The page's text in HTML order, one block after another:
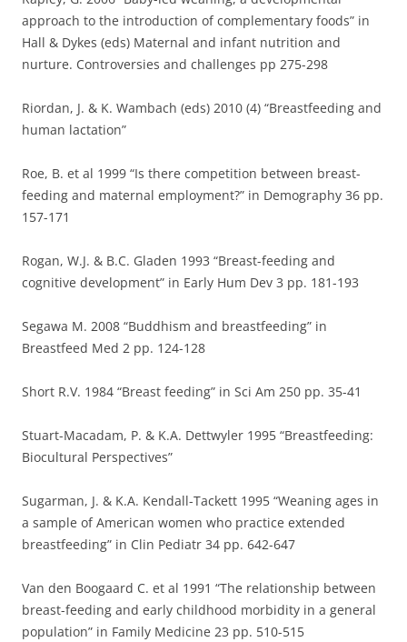
approach to the introduction of complementary foods” in
Hall & Dykes (eds) Maternal and infant nutrition and
nurture. Controversies and challenges pp 275-298
Riordan, J. & K. Wambach (eds) 2010 (4) “Breastfeeding and
human lactation”
Roe, B. et al 1999 “Is there competition between breast-
feeding and maternal employment?” in Demography 36 pp.
157-171
Rogan, W.J. & B.C. Gladen 1993 “Breast-feeding and
cognitive development” in Early Hum Dev 3 pp. 181-193
Segawa M. 2008 “Buddhism and breastfeeding” in
Breastfeed Med 2 pp. 124-128
Short R.V. 1984 “Breast feeding” in Sci Am 250 pp. 35-41
Stuart-Macadam, P. & K.A. Dettwyler 1995 “Breastfeeding:
Biocultural Perspectives”
Sugarman, J. & K.A. Kendall-Tackett 1995 “Weaning ages in
a sample of American women who practice extended
breastfeeding” in Clin Pediatr 34 pp. 642-647
Van den Boogaard C. et al 1991 “The relationship between
breast-feeding and early childhood morbidity in a general
population” in Family Medicine 23 pp. 510-515